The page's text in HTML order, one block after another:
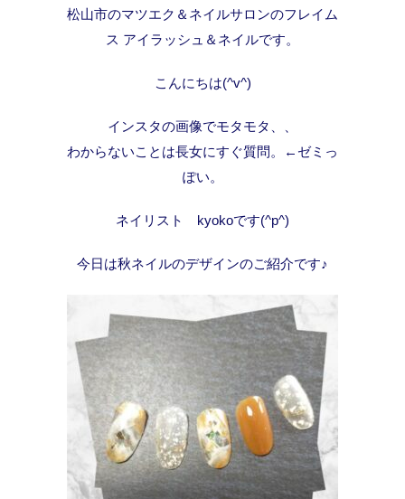
松山市のマツエク＆ネイルサロンのフレイム
ス アイラッシュ＆ネイルです。
こんにちは(^v^)
インスタの画像でモタモタ、、
わからないことは長女にすぐ質問。←ゼミっ
ぽい。
ネイリスト kyokoです(^p^)
今日は秋ネイルのデザインのご紹介です♪